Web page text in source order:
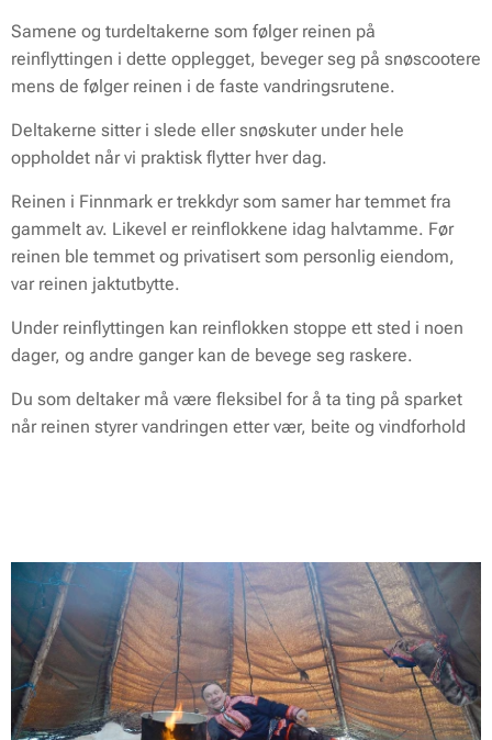
Samene og turdeltakerne som følger reinen på
reinflyttingen i dette opplegget, beveger seg på snøscootere
mens de følger reinen i de faste vandringsrutene.
Deltakerne sitter i slede eller snøskuter under hele
oppholdet når vi praktisk flytter hver dag.
Reinen i Finnmark er trekkdyr som samer har temmet fra
gammelt av. Likevel er reinflokkene idag halvtamme. Før
reinen ble temmet og privatisert som personlig eiendom,
var reinen jaktutbytte.
Under reinflyttingen kan reinflokken stoppe ett sted i noen
dager, og andre ganger kan de bevege seg raskere.
Du som deltaker må være fleksibel for å ta ting på sparket
når reinen styrer vandringen etter vær, beite og vindforhold